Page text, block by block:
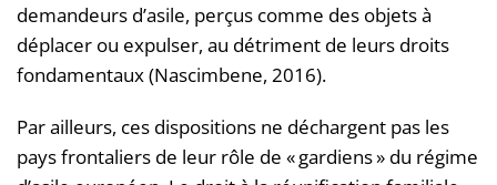
demandeurs d’asile, perçus comme des objets à
déplacer ou expulser, au détriment de leurs droits
fondamentaux (Nascimbene, 2016).
Par ailleurs, ces dispositions ne déchargent pas les
pays frontaliers de leur rôle de « gardiens » du régime